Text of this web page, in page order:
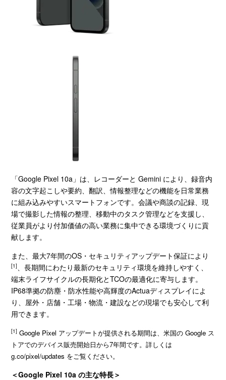
「Google Pixel 10a 」は、レコーダーと Gemini により、録音内
容の文字起こしや要約、翻訳、情報整理などの機能を日常業務
に組み込みやすいスマートフォンです。会議や商談の記録、現
場で撮影した情報の整理、移動中のタスク管理などを支援し、
従業員がより付加価値の高い業務に集中できる環境づくりに貢
献します。
また、最大7年間のOS ・セキュリティアップデート保証により
[1]
、長期間にわたり最新のセキュリティ環境を維持しやすく、
端末ライフサイクルの長期化とTCOの最適化に寄与します。
IP68準拠の防塵・防水性能や高輝度のActuaディスプレイによ
り、屋外・店舗・工場・物流・建設などの現場でも安心して利
用できます。
[1] Google Pixel アップデートが提供される期間は、米国の Google ス
トアでのデバイス販売開始日から7年間です。詳しくは
g.co/pixel/updates をご覧ください。
＜Google Pixel 10aの主な特長＞